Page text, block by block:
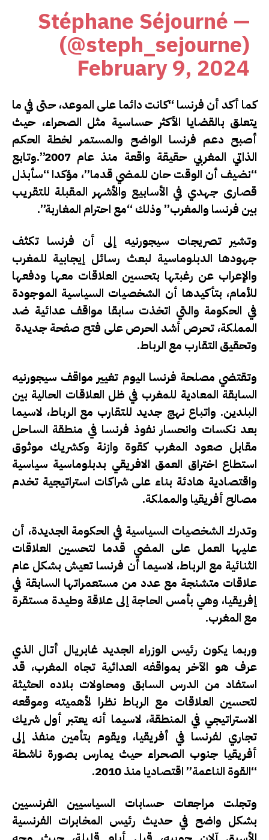
— Stéphane Séjourné
(@steph_sejourne)
February 9, 2024
كما أكد أن فرنسا “كانت دائما على الموعد، حتى في ما
يتعلق بالقضايا الأكثر حساسية مثل الصحراء، حيث
أصبح دعم فرنسا الواضح والمستمر لخطة الحكم
الذاتي المغربي حقيقة واقعة منذ عام 2007”.وتابع
“نضيف أن الوقت حان للمضي قدما”، مؤكدا “سأبذل
قصارى جهدي في الأسابيع والأشهر المقبلة للتقريب
بين فرنسا والمغرب” وذلك “مع احترام المغاربة”.
وتشير تصريجات سيجورنيه إلى أن فرنسا تكثف
جهودها الدبلوماسية لبعث رسائل إيجابية للمغرب
والإعراب عن رغبتها بتحسين العلاقات معها ودفعها
للأمام، بتأكيدها أن الشخصيات السياسية الموجودة
في الحكومة والتي اتخذت سابقا مواقف عدائية ضد
المملكة، تحرص أشد الحرص على فتح صفحة جديدة
وتحقيق التقارب مع الرباط.
وتقتضي مصلحة فرنسا اليوم تغيير مواقف سيجورنيه
السابقة المعادية للمغرب في ظل العلاقات الحالية بين
البلدين. واتباع نهج جديد للتقارب مع الرباط، لاسيما
بعد نكسات وانحسار نفوذ فرنسا في منطقة الساحل
مقابل صعود المغرب كقوة وازنة وكشريك موثوق
استطاع اختراق العمق الافريقي بدبلوماسية سياسية
واقتصادية هادئة بناء على شراكات استراتيجية تخدم
مصالح أفريقيا والمملكة.
وتدرك الشخصيات السياسية في الحكومة الجديدة، أن
عليها العمل على المضي قدما لتحسين العلاقات
الثنائية مع الرباط، لاسيما أن فرنسا تعيش بشكل عام
علاقات متشنجة مع عدد من مستعمراتها السابقة في
إفريقيا، وهي بأمس الحاجة إلى علاقة وطيدة مستقرة
مع المغرب.
وربما يكون رئيس الوزراء الجديد غابريال أتال الذي
عرف هو الآخر بمواقفه العدائية تجاه المغرب، قد
استفاد من الدرس السابق ومحاولات بلاده الحثيثة
لتحسين العلاقات مع الرباط نظرا لأهميته وموقعه
الاستراتيجي في المنطقة، لاسيما أنه يعتبر أول شريك
تجاري لفرنسا في أفريقيا، ويقوم بتأمين منفذ إلى
أفريقيا جنوب الصحراء حيث يمارس بصورة ناشطة
“القوة الناعمة” اقتصاديا منذ 2010.
وتجلت مراجعات حسابات السياسيين الفرنسيين
بشكل واضح في حديث رئيس المخابرات الفرنسية